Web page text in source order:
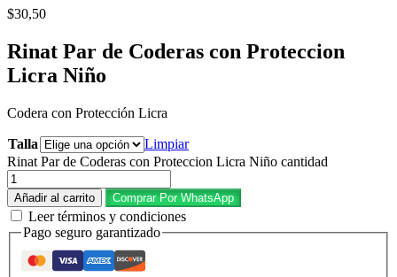
$30,50
Rinat Par de Coderas con Proteccion
Licra Niño
Codera con Protección Licra
Talla
Limpiar
Rinat Par de Coderas con Proteccion Licra Niño cantidad
Añadir al carrito Comprar Por WhatsApp
Leer términos y condiciones
Pago seguro garantizado